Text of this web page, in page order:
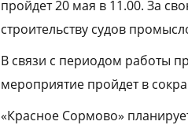
пройдет 20 мая в 11.00. За
строительству судов
В связи с периодом работы
мероприятие пройдет в
«Красное Сормово»